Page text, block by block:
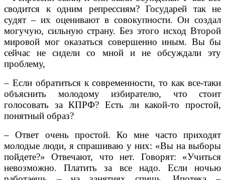
сводится к одним репрессиям? Государей так не
судят – их оценивают в совокупности. Он создал
могучую, сильную страну. Без этого исход Второй
мировой мог оказаться совершенно иным. Вы бы
сейчас не сидели со мной и не обсуждали эту
проблему,
– Если обратиться к современности, то как все-таки
объяснить молодому избирателю, что стоит
голосовать за КПРФ? Есть ли какой-то простой,
понятный образ?
– Ответ очень простой. Ко мне часто приходят
молодые люди, я спрашиваю у них: «Вы на выборы
пойдете?» Отвечают, что нет. Говорят: «Учиться
невозможно. Платить за все надо. Если ночью